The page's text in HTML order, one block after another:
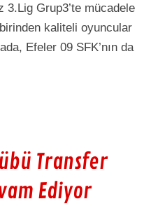
3.Lig Grup3’te mücadele
kaliteli oyuncular
Efeler 09 SFK’nın da
Transfer
Ediyor